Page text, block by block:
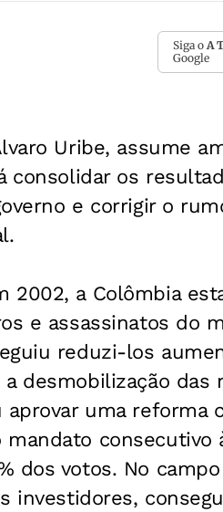
Siga o A
Google
Uribe, assume
consolidar os
e corrigir o
2002, a Colômbia
e assassinatos do
reduzi-los
a desmobilização
aprovar uma
consecutivo
dos votos. No
investidores,